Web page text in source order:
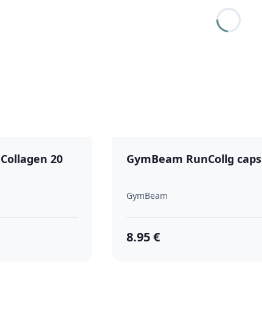
20
GymBeam RunCollg caps
GymBeam
8.95 €